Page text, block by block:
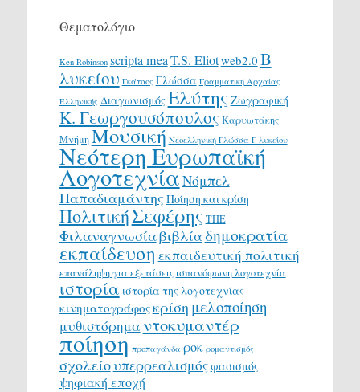
Θεματολόγιο
Ken Robinson scripta meaT.S. Eliotweb2.0 Β
λυκείου Γκάτσος Γλώσσα Γραμματική Αρχαίας
Ελληνικής ΔιαγωνισμόςΕλύτης Ζωγραφική
Κ. Γεωργουσόπουλος Καρυωτάκης
ΜνήμηΜουσική Νεοελληνική Γλώσσα Γ λυκείου
Νεότερη Ευρωπαϊκή
ΛογοτεχνίαΝόμπελ
Παπαδιαμάντης Ποίηση και κρίση
ΠολιτικήΣεφέρης ΤΠΕ
Φιλαναγνωσίαβιβλίαδημοκρατία
εκπαίδευση εκπαιδευτική πολιτική
επανάληψη για εξετάσεις ισπανόφωνη λογοτεχνία
ιστορία ιστορία της λογοτεχνίας
κινηματογράφοςκρίση μελοποίηση
μυθιστόρημα ντοκυμαντέρ
ποίηση προπαγάνδα ροκ ρομαντισμός
σχολείουπερρεαλισμόςφασισμός
ψηφιακή εποχή